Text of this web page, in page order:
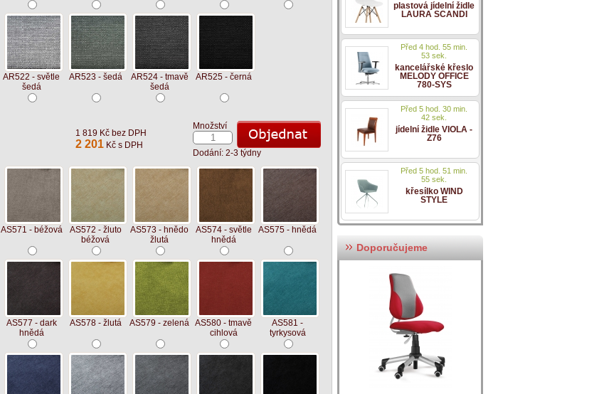
AR522 - světle
šedá
AR523 - šedá
AR524 - tmavě
šedá
AR525 - černá
1 819 Kč bez DPH
2 201 Kč s DPH
Množství
Dodání: 2-3 týdny
AS571 - béžová
AS572 - žluto
béžová
AS573 - hnědo
žlutá
AS574 - světle
hnědá
AS575 - hnědá
AS577 - dark
hnědá
AS578 - žlutá AS579 - zelená AS580 - tmavě
cihlová
AS581 -
tyrkysová
plastová jídelní židle
LAURA SCANDI
Před 4 hod. 55 min.
53 sek.
kancelářské křeslo
MELODY OFFICE
780-SYS
Před 5 hod. 30 min.
42 sek.
jídelní židle VIOLA -
Z76
Před 5 hod. 51 min.
55 sek.
křesílko WIND
STYLE
Doporučujeme